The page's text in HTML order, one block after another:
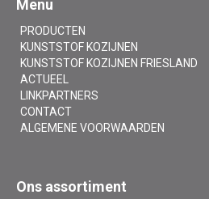
Menu
PRODUCTEN
KUNSTSTOF KOZIJNEN
KUNSTSTOF KOZIJNEN FRIESLAND
ACTUEEL
LINKPARTNERS
CONTACT
ALGEMENE VOORWAARDEN
Ons assortiment